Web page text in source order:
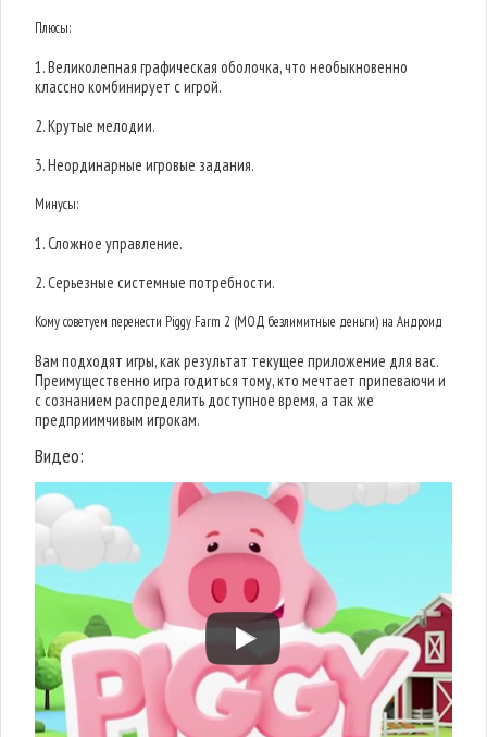
Плюсы:
1. Великолепная графическая оболочка, что необыкновенно
классно комбинирует с игрой.
2. Крутые мелодии.
3. Неординарные игровые задания.
Минусы:
1. Сложное управление.
2. Серьезные системные потребности.
Кому советуем перенести Piggy Farm 2 (МОД безлимитные деньги) на Андроид
Вам подходят игры, как результат текущее приложение для вас.
Преимущественно игра годиться тому, кто мечтает припеваючи и
с сознанием распределить доступное время, а так же
предприимчивым игрокам.
Видео: